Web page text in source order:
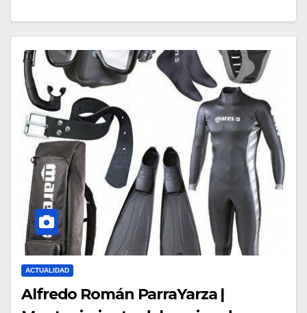
ACTUALIDAD
Alfredo Román ParraYarza |